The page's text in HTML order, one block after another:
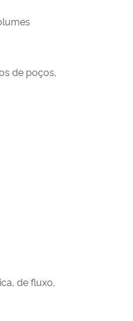
de poços,
de fluxo,